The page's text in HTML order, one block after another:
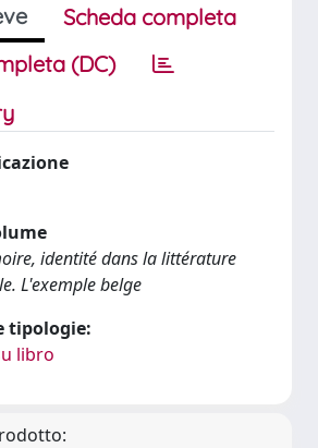
Scheda completa
(DC)
identité dans la littérature
L'exemple belge
tipologie:
libro